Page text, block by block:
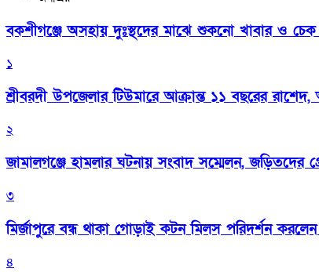
বকশীগঞ্জে অসহায় দুঃস্থদের মাঝে শুকনো খাবার ও চেক
১
শ্রীবরদী উপজেলার টিউমারে আক্রান্ত ১১ বছরের রাশেদ,
২
জামালগঞ্জে হামলার ঘটনায় সংবাদ সম্মেলন, জড়িতদের
৩
মির্জাপুরে বন্ধ থাকা গোড়াই কটন মিলস পরিদর্শন করলেন
৪